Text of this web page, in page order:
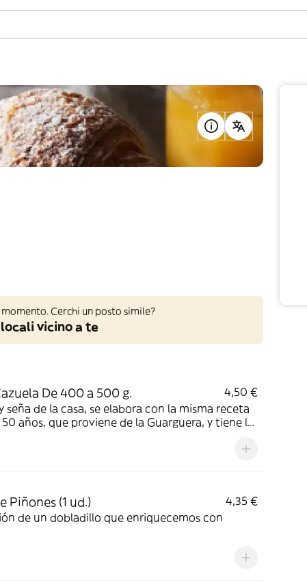
Cerchi un posto simile?
vicino a te
De 400 a 500 g.
4,50 €
seña de la casa, se elabora con la misma receta
años, que proviene de la Guarguera, y tiene la
Piñones (1 ud.)
4,35 €
de un dobladillo que enriquecemos con